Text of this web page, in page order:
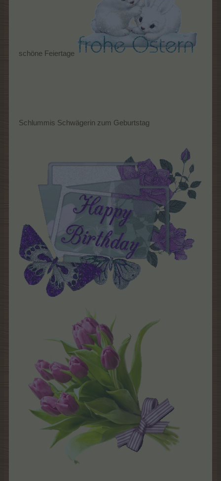
schöne Feiertage
Schlummis Schwägerin zum Geburtstag